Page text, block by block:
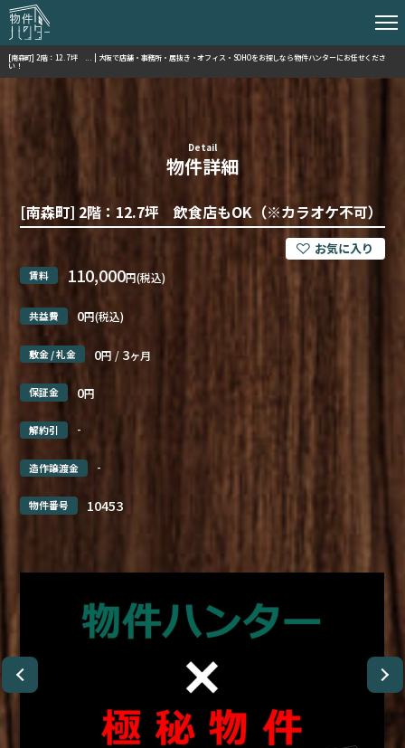
[南森町] 2階：12.7坪 ... | 大阪で店舗・事務所・居抜き・オフィス・SOHOをお探しなら物件ハンターにお任せくださ
い！
Detail
物件詳細
[南森町] 2階：12.7坪 飲食店もOK（※カラオケ不可）
賃料 110,000円(税込)
共益費 0円(税込)
敷金 / 礼金 0円 / 3ヶ月
保証金 0円
解約引 -
造作譲渡金 -
物件番号 10453